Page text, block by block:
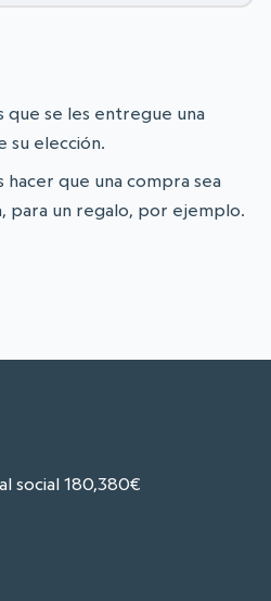
que se les entregue una
su elección.
hacer que una compra sea
para un regalo, por ejemplo.
social 180,380€